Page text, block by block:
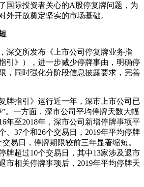
国际投资者关心的A股停复牌问题，为
外开放奠定坚实的市场基础。
交所发布《上市公司停复牌业务指
引》），进一步减少停牌事由，明确停
，同时强化分阶段信息披露要求，完善
指引》运行近一年，深市上市公司已
。一方面，深市公司平均停牌天数大幅
年至2018年，深市公司新增停牌事项平
、37个和26个交易日，2019年平均停牌
易日，停牌期限较前三年显著缩短。
牌超过10个交易日，其中13家涉及退市
市相关停牌事项后，2019年平均停牌天